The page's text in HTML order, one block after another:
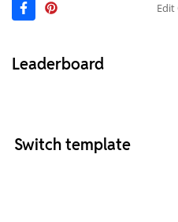
Leaderboard
Switch template